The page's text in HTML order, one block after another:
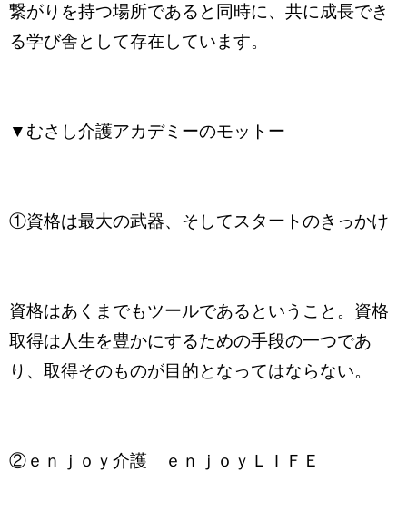
繋がりを持つ場所であると同時に、共に成長でき
る学び舎として存在しています。
▼むさし介護アカデミーのモットー
①資格は最大の武器、そしてスタートのきっかけ
資格はあくまでもツールであるということ。資格
取得は人生を豊かにするための手段の一つであ
り、取得そのものが目的となってはならない。
②ｅｎｊｏｙ介護 ｅｎｊｏｙＬＩＦＥ